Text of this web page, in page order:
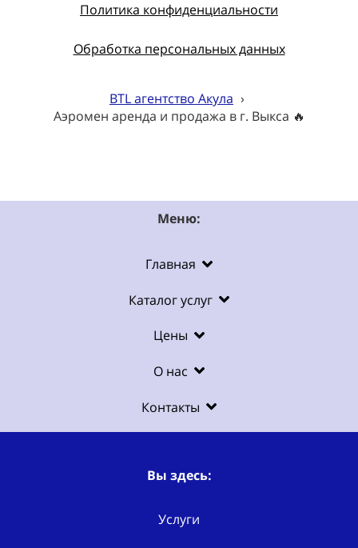
Политика конфиденциальности
Обработка персональных данных
BTL агентство Акула ›
Аэромен аренда и продажа в г. Выкса 🔥
Меню:
Главная
Каталог услуг
Цены
О нас
Контакты
Вы здесь:
Услуги